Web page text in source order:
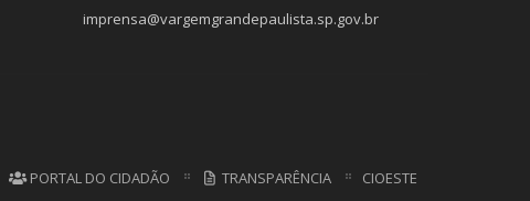
imprensa@vargemgrandepaulista.sp.gov.br
PORTAL DO CIDADÃO TRANSPARÊNCIA CIOESTE